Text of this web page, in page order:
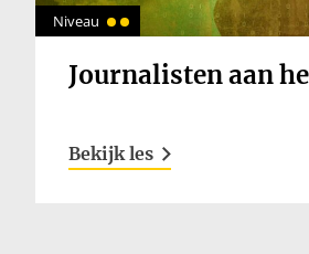
Niveau
Journalisten aan
Bekijk les